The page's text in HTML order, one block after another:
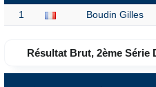
1 Boudin Gilles
Résultat Brut, 2ème Série